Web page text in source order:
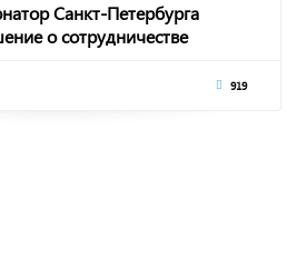
Санкт-Петербурга
о сотрудничестве
919